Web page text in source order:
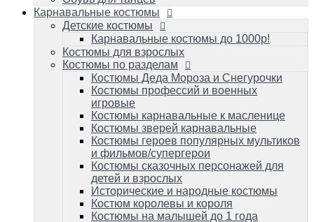
Костюмы сказочных персонажей для
детей и взрослых
Исторические и народные костюмы
Костюм королевы и короля
Костюмы на малышей до 1 года
Костюмы овощей/фруктов: Во саду ли, в
огороде
Костюмы пиратов и пираток
Ретро костюмы и аксессуары
Костюмы на Хэллоуин
Таблица соответствия размер/рост
Аксессуары для карнавала
Аксессуары
Оружие
Парики
Маски
Головные уборы
Карнавальные костюмы
Детские костюмы
Карнавальные костюмы до 1000р!
Костюмы для взрослых
Костюмы по разделам
Костюмы Деда Мороза и Снегурочки
Костюмы профессий и военных
игровые
Костюмы карнавальные к масленице
Костюмы зверей карнавальные
Костюмы героев популярных мультиков
и фильмов/супергерои
Костюмы сказочных персонажей для
детей и взрослых
Исторические и народные костюмы
Костюм королевы и короля
Костюмы на малышей до 1 года